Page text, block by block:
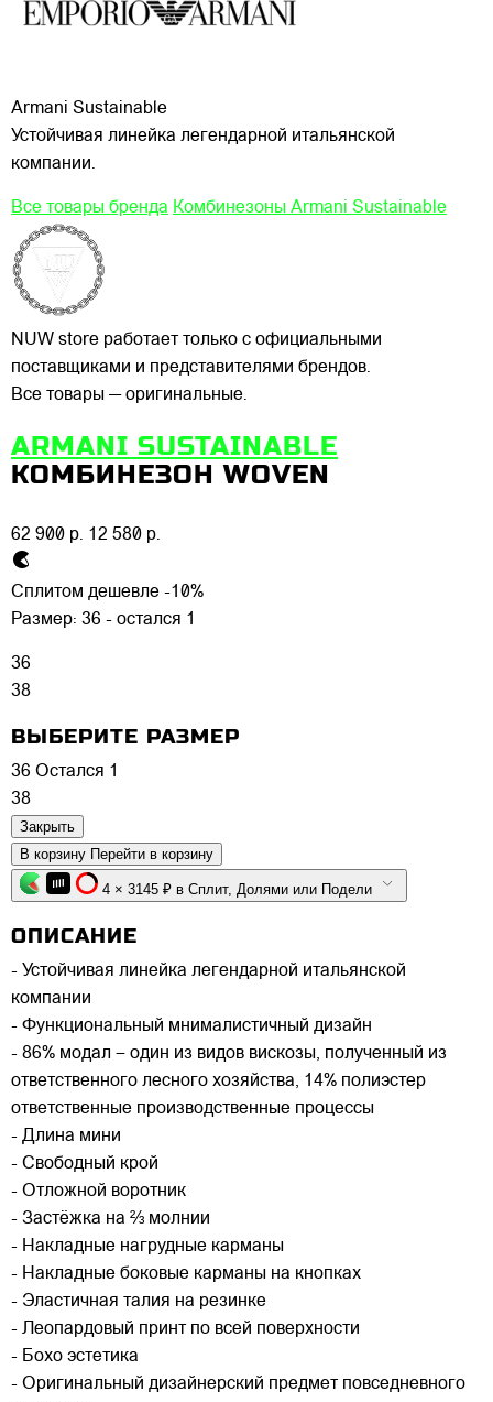
Armani Sustainable
Устойчивая линейка легендарной итальянской
компании.
Все товары бренда Комбинезоны Armani Sustainable
NUW store работает только с официальными
поставщиками и представителями брендов.
Все товары — оригинальные.
ARMANI SUSTAINABLE
КОМБИНЕЗОН WOVEN
62 900 р. 12 580 р.
Сплитом дешевле -10%
Размер: 36 - остался 1
36
38
ВЫБЕРИТЕ РАЗМЕР
36 Остался 1
38
Закрыть
В корзину Перейти в корзину
4 × 3145 ₽ в Сплит, Долями или Подели
ОПИСАНИЕ
- Устойчивая линейка легендарной итальянской
компании
- Функциональный мнималистичный дизайн
- 86% модал – один из видов вискозы, полученный из
ответственного лесного хозяйства, 14% полиэстер
ответственные производственные процессы
- Длина мини
- Свободный крой
- Отложной воротник
- Застёжка на ⅔ молнии
- Накладные нагрудные карманы
- Накладные боковые карманы на кнопках
- Эластичная талия на резинке
- Леопардовый принт по всей поверхности
- Бохо эстетика
- Оригинальный дизайнерский предмет повседневного